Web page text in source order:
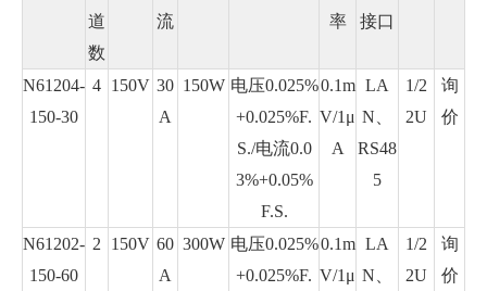
道
数
流
率
接口
N61204-
150-30
4 150V 30
A
150W 电压0.025%
+0.025%F.
S./电流0.0
3%+0.05%
F.S.
0.1m
V/1μ
A
LA
N、
RS48
5
1/2
2U
询
价
N61202-
150-60
2 150V 60
A
300W 电压0.025%
+0.025%F.
0.1m
V/1μ
LA
N、
1/2
2U
询
价